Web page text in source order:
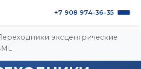
О продукции
+7 908 974-36-35
эксцентрические